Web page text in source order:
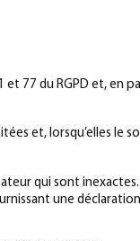
77 du RGPD et, en
et, lorsqu’elles le
qui sont
une déclaration